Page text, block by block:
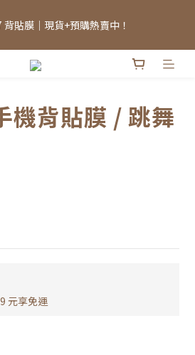
準，敬請見諒。」
貼膜｜現貨+預購熱賣中！
存可能需等候，實際出貨情況將依當日
背貼膜 / 跳舞
元享免運